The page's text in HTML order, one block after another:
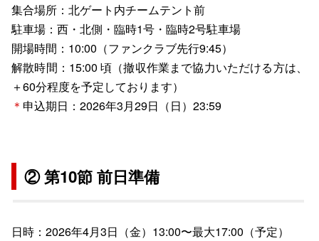
集合場所：北ゲート内チームテント前
駐車場：西・北側・臨時1号・臨時2号駐車場
開場時間：10:00（ファンクラブ先行9:45）
解散時間：15:00 頃（撤収作業まで協力いただける方は、
＋60分程度を予定しております）
＊ 申込期日：2026年3月29日（日）23:59
② 第10節 前日準備
日時：2026年4月3日（金）13:00〜最大17:00（予定）